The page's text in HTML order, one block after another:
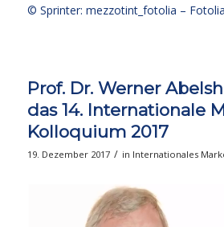
© Sprinter: mezzotint_fotolia –
Prof. Dr. Werner
das 14. Internationale
Kolloquium 2017
19. Dezember 2017 / in Internationales